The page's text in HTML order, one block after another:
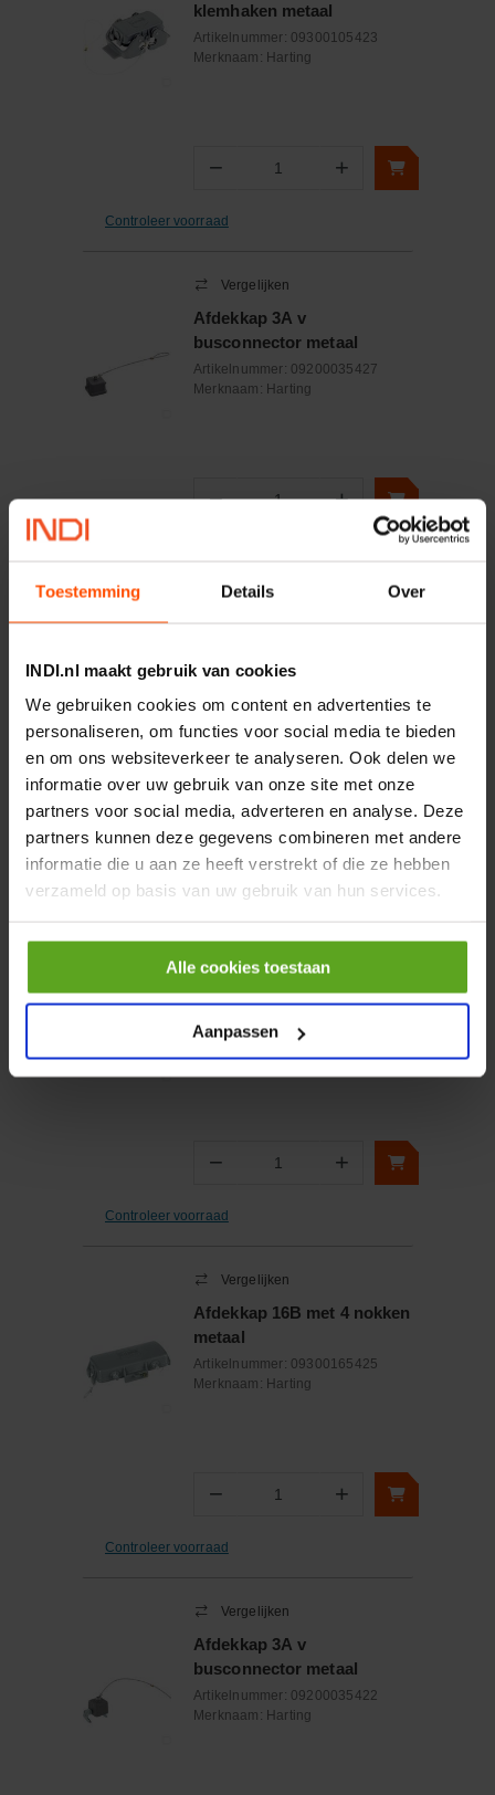
Toestemming Details Over
INDI.nl maakt gebruik van cookies
We gebruiken cookies om content en advertenties te
personaliseren, om functies voor social media te bieden
en om ons websiteverkeer te analyseren. Ook delen we
informatie over uw gebruik van onze site met onze
partners voor social media, adverteren en analyse. Deze
partners kunnen deze gegevens combineren met andere
informatie die u aan ze heeft verstrekt of die ze hebben
verzameld op basis van uw gebruik van hun services.
Alle cookies toestaan
Aanpassen
klemhaken metaal
Artikelnummer: 09300105423
Merknaam: Harting
− Aantal +
Controleer voorraad
Vergelijken
Afdekkap 3A v
busconnector metaal
Artikelnummer: 09200035427
Merknaam: Harting
− +
metaal
Artikelnummer: 09200105425
− Aantal +
Controleer voorraad
Artikelnummer:
09300245406
− Aantal +
Controleer voorraad
Vergelijken
Afdekkap 16B met 4 nokken
metaal
Artikelnummer: 09300165425
Merknaam: Harting
− Aantal +
Controleer voorraad
Vergelijken
Afdekkap 3A v
busconnector metaal
Artikelnummer: 09200035422
Merknaam: Harting